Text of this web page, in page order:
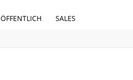
ÖFFENTLICH SALES